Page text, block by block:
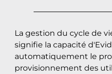
La gestion du cycle de
signifie la capacité
automatiquement le
provisionnement des